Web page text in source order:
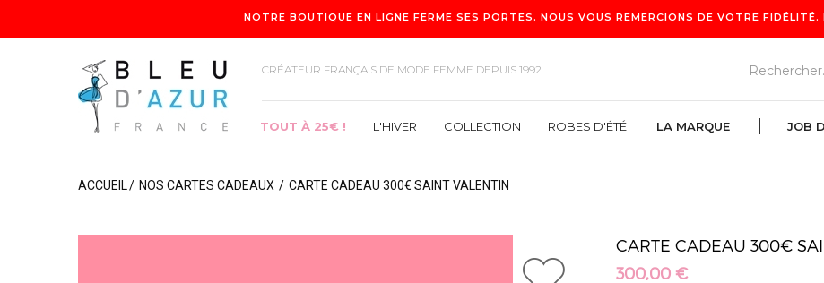
NOTRE BOUTIQUE EN LIGNE FERME SES PORTES. NOUS VOUS REMERCIONS DE VOTRE FIDÉLITÉ.
CRÉATEUR FRANÇAIS DE MODE FEMME DEPUIS 1992
TOUT À 25€ ! L'HIVER COLLECTION ROBES D'ÉTÉ LA MARQUE JOB
TOUT À 25€ ! L'HIVER COLLECTION ROBES D'ÉTÉ
ACCUEIL NOS CARTES CADEAUX CARTE CADEAU 300€ SAINT VALENTIN
CARTE CADEAU 300€
300,00 €